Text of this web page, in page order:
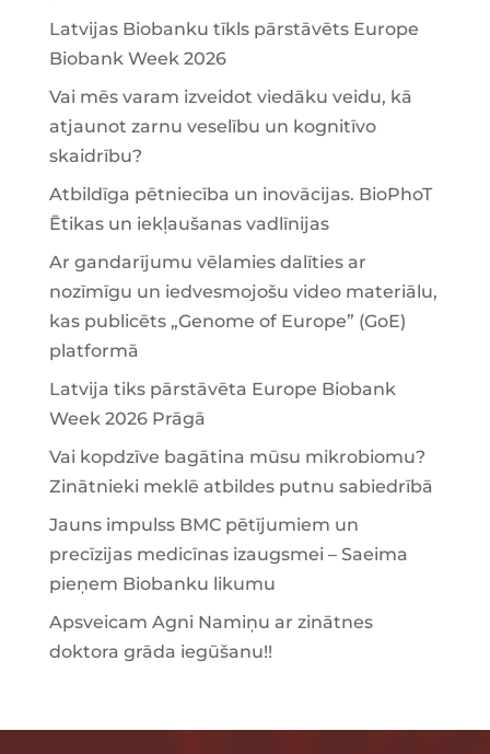
Latvijas Biobanku tīkls pārstāvēts Europe
Biobank Week 2026
Vai mēs varam izveidot viedāku veidu, kā
atjaunot zarnu veselību un kognitīvo
skaidrību?
Atbildīga pētniecība un inovācijas. BioPhoT
Ētikas un iekļaušanas vadlīnijas
Ar gandarījumu vēlamies dalīties ar
nozīmīgu un iedvesmojošu video materiālu,
kas publicēts „Genome of Europe” (GoE)
platformā
Latvija tiks pārstāvēta Europe Biobank
Week 2026 Prāgā
Vai kopdzīve bagātina mūsu mikrobiomu?
Zinātnieki meklē atbildes putnu sabiedrībā
Jauns impulss BMC pētījumiem un
precīzijas medicīnas izaugsmei – Saeima
pieņem Biobanku likumu
Apsveicam Agni Namiņu ar zinātnes
doktora grāda iegūšanu!!